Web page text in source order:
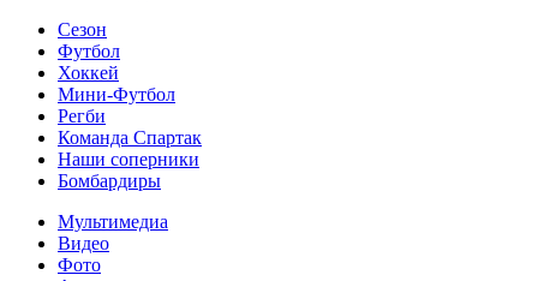
Сезон
Футбол
Хоккей
Мини-Футбол
Регби
Команда Спартак
Наши соперники
Бомбардиры
Мультимедиа
Видео
Фото